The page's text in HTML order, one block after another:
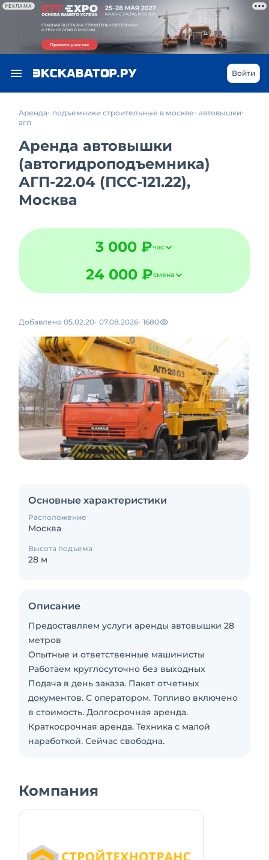
РЕКЛАМА
Войти
Аренда подъемники строительные в москве автовышки
агп
Аренда автовышки
(автогидроподъемника)
АГП-22.04 (ПСС-121.22),
Москва
3 000 ₽час
24 000 ₽смена
Добавлено 05.02.20 07.08.2026 1680
Основные характеристики
Расположение
Москва
Высота подъема
28 м
Описание
Предоставляем услуги аренды автовышки 28
метров
Опытные и ответственные машинисты
Работаем круглосуточно без выходных
Подача в день заказа. Пакет отчетных
документов. С оператором. Топливо включено
в стоимость. Долгосрочная аренда.
Краткосрочная аренда. Техника с малой
наработкой. Сейчас свободна.
Компания